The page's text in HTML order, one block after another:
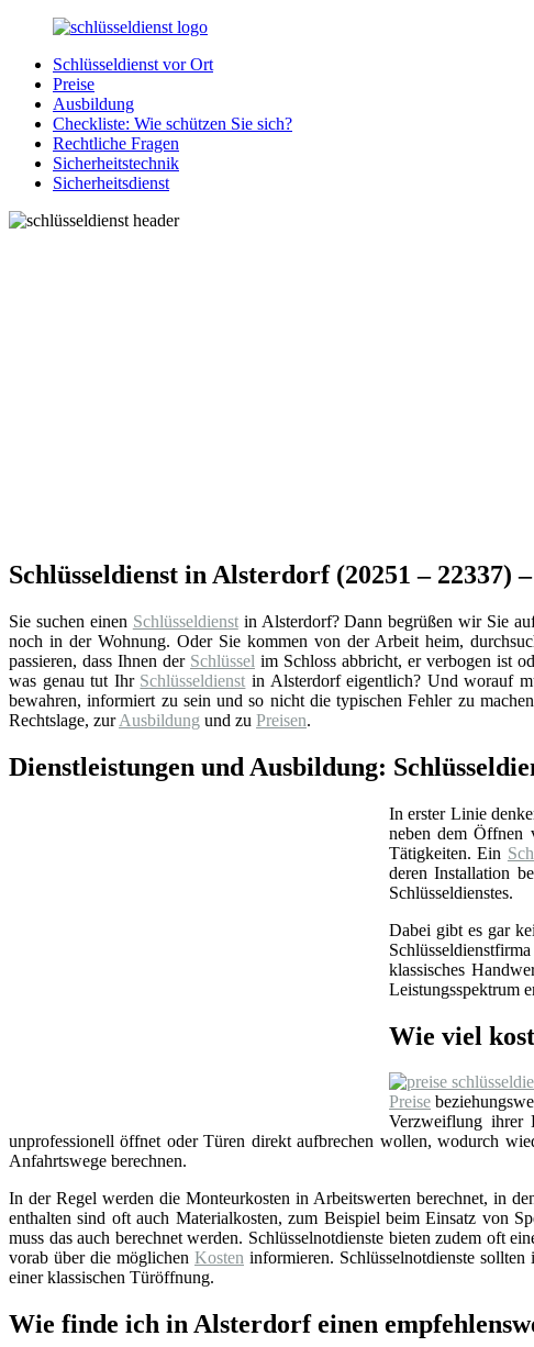
Zurück
Inhalt
SchluesseldienstDirekt.de
Ihre
Notlage
wird
gelöst!
Schlüsseldienst vor Ort
Preise
Ausbildung
Checkliste: Wie schützen Sie sich?
Rechtliche Fragen
Sicherheitstechnik
Sicherheitsdienst
Schlüsseldienst in Alsterdorf (20251 – 22337)
Sie suchen einen Schlüsseldienstin Alsterdorf? Dann begrüßen wir Sie
noch in der Wohnung. Oder Sie kommen von der Arbeit heim,
passieren, dass Ihnen der Schlüssel im Schloss abbricht, er verbogen ist
was genau tut Ihr Schlüsseldienst in Alsterdorf eigentlich? Und worauf
bewahren, informiert zu sein und so nicht die typischen Fehler zu
Rechtslage, zurAusbildung und zu Preisen.
Dienstleistungen und Ausbildung:
In erster Linie
neben dem Öffnen
Tätigkeiten. Ein
deren Installation
Schlüsseldienstes.
Dabei gibt es gar
klassisches
Leistungsspektrum
Wie viel
Preise
Verzweiflung ihrer
unprofessionell öffnet oder Türen direkt aufbrechen wollen, wodurch
Anfahrtswege berechnen.
In der Regel werden die Monteurkosten in Arbeitswerten berechnet, in
enthalten sind oft auch Materialkosten, zum Beispiel beim Einsatz von
muss das auch berechnet werden. Schlüsselnotdienste bieten zudem oft
vorab über die möglichen Kosten informieren. Schlüsselnotdienste sollten
einer klassischen Türöffnung.
Wie finde ich in Alsterdorf einen